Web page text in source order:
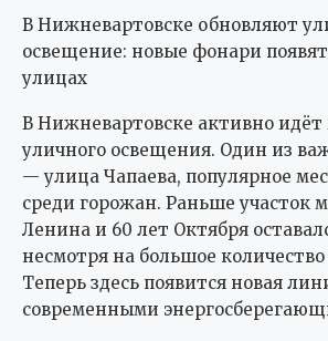
В Нижневартовске обновляют
освещение: новые фонари
улицах
В Нижневартовске активно
уличного освещения. Один из
— улица Чапаева, популярное
среди горожан. Раньше участок
Ленина и 60 лет Октября
несмотря на большое
Теперь здесь появится новая
современными